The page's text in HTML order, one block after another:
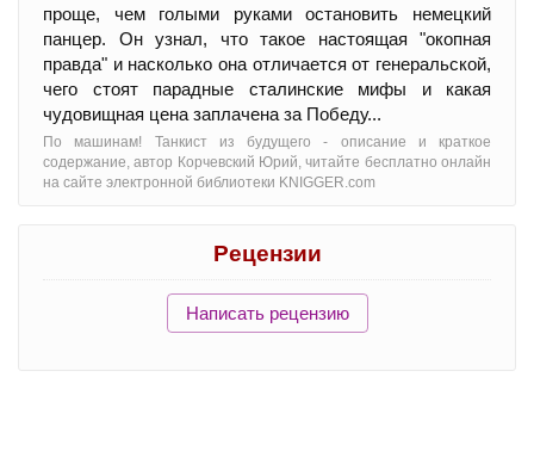
проще, чем голыми руками остановить немецкий
панцер. Он узнал, что такое настоящая "окопная
правда" и насколько она отличается от генеральской,
чего стоят парадные сталинские мифы и какая
чудовищная цена заплачена за Победу...
По машинам! Танкист из будущего - oписание и краткое
содержание, автор Корчевский Юрий, читайте бесплатно онлайн
на сайте электронной библиотеки KNIGGER.com
Рецензии
Написать рецензию